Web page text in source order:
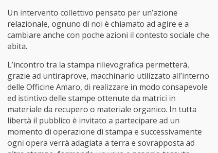
Un intervento collettivo pensato per un’azione
relazionale, ognuno di noi è chiamato ad agire e a
cambiare anche con poche azioni il contesto sociale che
abita.
L’incontro tra la stampa rilievografica permetterà,
grazie ad untiraprove, macchinario utilizzato all’interno
delle Officine Amaro, di realizzare in modo consapevole
ed istintivo delle stampe ottenute da matrici in
materiale da recupero o materiale organico. In tutta
libertà il pubblico è invitato a partecipare ad un
momento di operazione di stampa e successivamente
ogni opera verrà adagiata a terra e sovrapposta ad